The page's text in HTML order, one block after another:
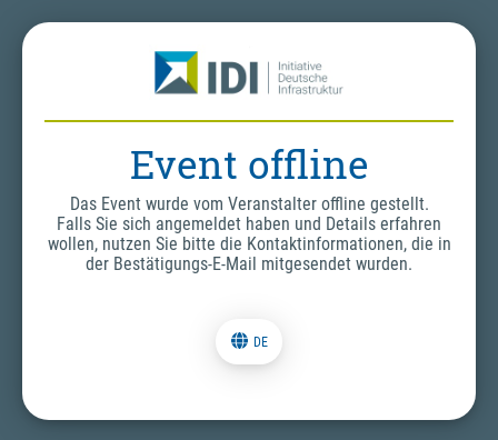
Event offline
Das Event wurde vom Veranstalter offline gestellt.
Falls Sie sich angemeldet haben und Details erfahren
wollen, nutzen Sie bitte die Kontaktinformationen, die in
der Bestätigungs-E-Mail mitgesendet wurden.
DE